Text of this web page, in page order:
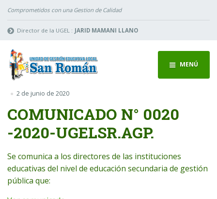
Comprometidos con una Gestion de Calidad
Director de la UGEL : JARID MAMANI LLANO
MENÚ
2 de junio de 2020
COMUNICADO N° 0020
-2020-UGELSR.AGP.
Se comunica a los directores de las instituciones
educativas del nivel de educación secundaria de gestión
pública que: